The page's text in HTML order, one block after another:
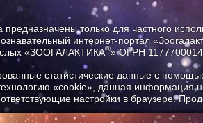
только для частного
интернет-портал
«ЗООГАЛАКТИКА®» ОГРН
статистические данные с
«cookie», данная
настройки в браузере.